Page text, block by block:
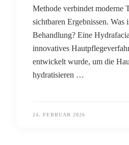
Methode verbindet moderne
sichtbaren Ergebnissen. Was
Behandlung? Eine
innovatives
entwickelt wurde, um die
hydratisieren …
24. FEBRUAR 2026